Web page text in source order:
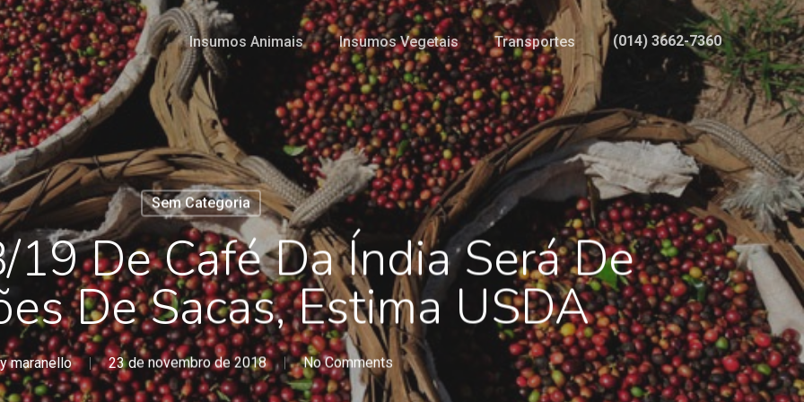
Insumos Animais Insumos Vegetais Transportes (014) 3662-7360
Sem Categoria
De Café Da Índia Será De
De Sacas, Estima USDA
maranello 23 de novembro de 2018 No Comments